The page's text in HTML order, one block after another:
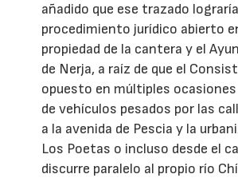
añadido que ese trazado
procedimiento jurídico abierto
propiedad de la cantera y el
de Nerja, a raíz de que el
opuesto en múltiples
de vehículos pesados por las
a la avenida de Pescia y la
Los Poetas o incluso desde el
discurre paralelo al propio río